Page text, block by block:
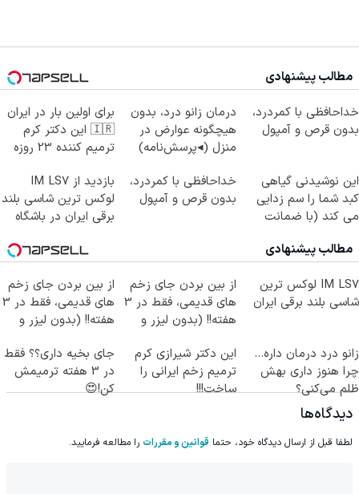
مطالب پیشنهادی
خداحافظی با کمردرد،
بدون قرص و آمپول
درمان زانو درد، بدون
هیچگونه عوارض در
منزل (◂پرسش‌نامه)
برای اولین بار در ایران
🇮🇷 این دکتر کرم
ترمیم کننده 23 روزه
این نوشیدنی گیاهی
کبد شما را سم زدایی
می کند (با ضمانت
خداحافظی با کمردرد،
بدون قرص و آمپول
بازدید از IM LS7
لوکس ترین شاسی بلند
برقی ایران در باشگاه
مطالب پیشنهادی
IM LS7 لوکس ترین
شاسی بلند برقی ایران
از بین بردن جای زخم
های قدیمی، فقط در 3
هفته!! (بدون لیزر و
از بین بردن جای زخم
های قدیمی، فقط در 3
هفته!! (بدون لیزر و
زانو درد درمان داره…
چرا هنوز داری بهش
ظلم می‌کنی؟
این دکتر شیرازی کرم
ترمیم زخم ایرانی را
ساخت!!!
جای بخیه داری؟؟ فقط
در 3 هفته ترمیمش
کن!😍
دیدگاه‌ها
لطفا قبل از ارسال دیدگاه خود، حتما قوانین و مقررات را مطالعه فرمایید.